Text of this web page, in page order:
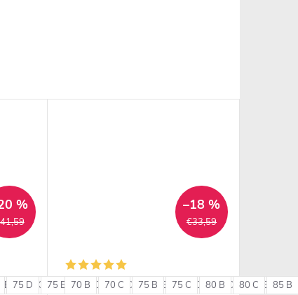
85 C 85 D 90 B 90 C + ďalšie
%
75 D 75 E 80 C 80 D 80 E 85 C 85 D 85 E 90
€33,59
–18 %
70 B 70 C 75 B 75 C 80 B 80 C 85 B